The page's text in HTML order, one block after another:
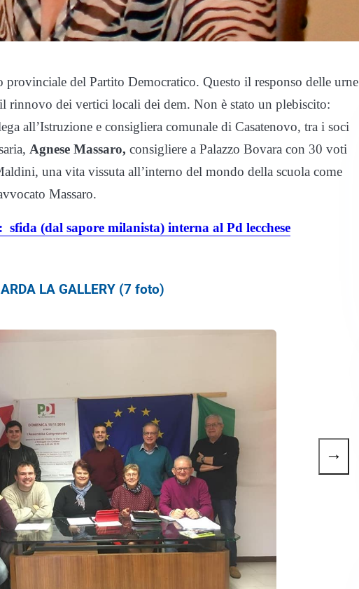
provinciale del Partito Democratico. Questo il responso delle urne
rinnovo dei vertici locali dei dem. Non è stato un plebiscito:
all’Istruzione e consigliera comunale di Casatenovo, tra i soci
Agnese Massaro, consigliere a Palazzo Bovara con 30 voti
una vita vissuta all’interno del mondo della scuola come
Massaro.
(dal sapore milanista) interna al Pd lecchese
LA GALLERY (7 foto)
→